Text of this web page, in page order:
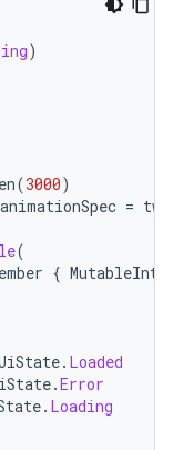
)
(3000)
animationSpec =
(
{
. Loaded
.Error
. Loading